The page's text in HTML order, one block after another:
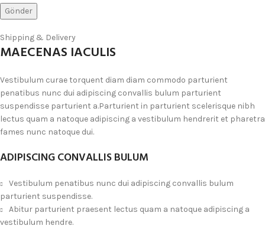
Shipping & Delivery
MAECENAS IACULIS
Vestibulum curae torquent diam diam commodo parturient
penatibus nunc dui adipiscing convallis bulum parturient
suspendisse parturient a.Parturient in parturient scelerisque nibh
lectus quam a natoque adipiscing a vestibulum hendrerit et pharetra
fames nunc natoque dui.
ADIPISCING CONVALLIS BULUM
Vestibulum penatibus nunc dui adipiscing convallis bulum
parturient suspendisse.
Abitur parturient praesent lectus quam a natoque adipiscing a
vestibulum hendre.